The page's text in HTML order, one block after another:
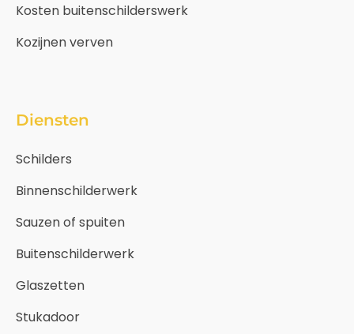
Kosten buitenschilderswerk
Kozijnen verven
Diensten
Schilders
Binnenschilderwerk
Sauzen of spuiten
Buitenschilderwerk
Glaszetten
Stukadoor